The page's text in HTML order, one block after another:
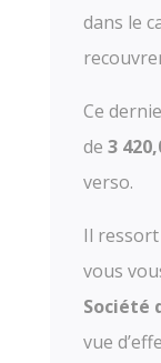
dans le
Ce
de 3
verso.
Il ressort
vous
Société
vue